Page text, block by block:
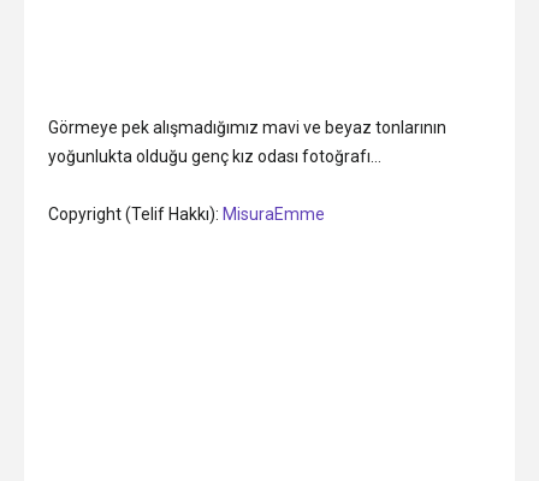
Görmeye pek alışmadığımız mavi ve beyaz tonlarının
yoğunlukta olduğu genç kız odası fotoğrafı…
Copyright (Telif Hakkı): MisuraEmme